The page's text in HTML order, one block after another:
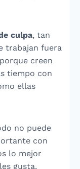
culpa, tan
trabajan fuera
creen
tiempo con
ellas
no puede
con
lo mejor
gusta,